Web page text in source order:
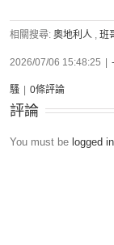
相關搜尋: 奧地利人 , 班
2026/07/06 15:48:25
騷 0條評論
評論
You must be logged in